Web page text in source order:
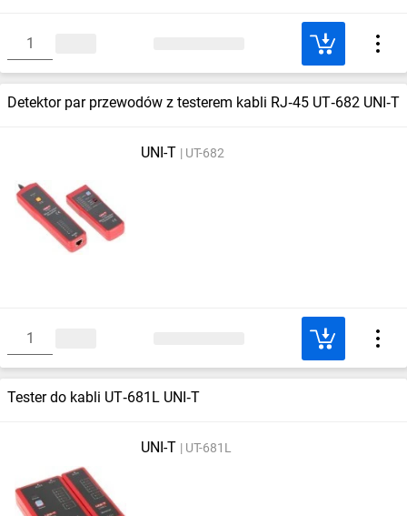
Detektor par przewodów z testerem kabli RJ‑45 UT‑682 UNI‑T
UNI-T UT-682
Tester do kabli UT‑681L UNI‑T
UNI-T UT-681L